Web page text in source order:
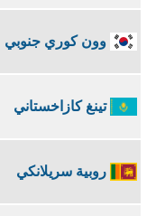
وون كوري جنوبي
تينغ كازاخستاني
روبية سريلانكي